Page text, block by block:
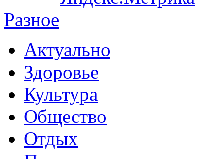
Разное
Актуально
Здоровье
Культура
Общество
Отдых